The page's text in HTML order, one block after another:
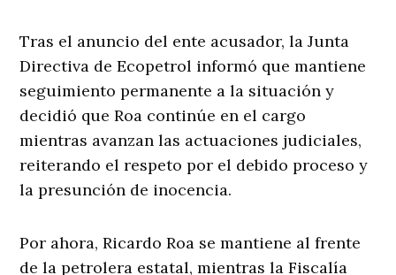
Tras el anuncio del ente acusador, la Junta
Directiva de Ecopetrol informó que mantiene
seguimiento permanente a la situación y
decidió que Roa continúe en el cargo
mientras avanzan las actuaciones judiciales,
reiterando el respeto por el debido proceso y
la presunción de inocencia.
Por ahora, Ricardo Roa se mantiene al frente
de la petrolera estatal, mientras la Fiscalía